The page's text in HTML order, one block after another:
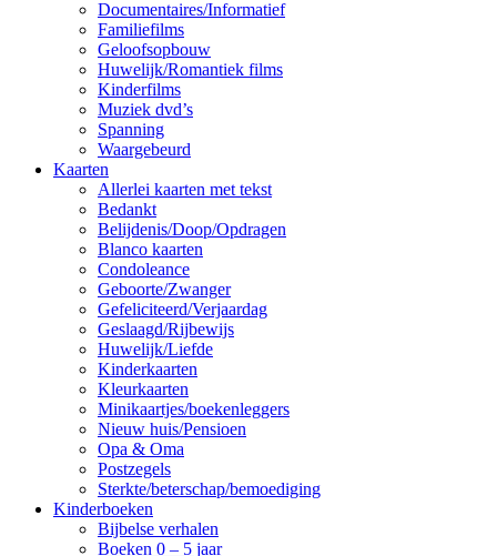
Documentaires/Informatief
Familiefilms
Geloofsopbouw
Huwelijk/Romantiek films
Kinderfilms
Muziek dvd’s
Spanning
Waargebeurd
Kaarten
Allerlei kaarten met tekst
Bedankt
Belijdenis/Doop/Opdragen
Blanco kaarten
Condoleance
Geboorte/Zwanger
Gefeliciteerd/Verjaardag
Geslaagd/Rijbewijs
Huwelijk/Liefde
Kinderkaarten
Kleurkaarten
Minikaartjes/boekenleggers
Nieuw huis/Pensioen
Opa & Oma
Postzegels
Sterkte/beterschap/bemoediging
Kinderboeken
Bijbelse verhalen
Boeken 0 – 5 jaar